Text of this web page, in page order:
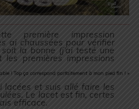
première impression
ai chaussées pour vérifier
la bonne (j’ai testé une
premières impressions
! Top ça correspond parfaitement à mon pied fin ! »
lacées et suis allé faire les
Le lacet est fin, certes
efficace.